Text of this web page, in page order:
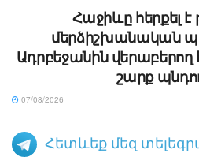
Հաջիևը հերքել
մերձիշխանական
Ադրբեջանին
շարք
07/08/2026
Հետևեք մեզ